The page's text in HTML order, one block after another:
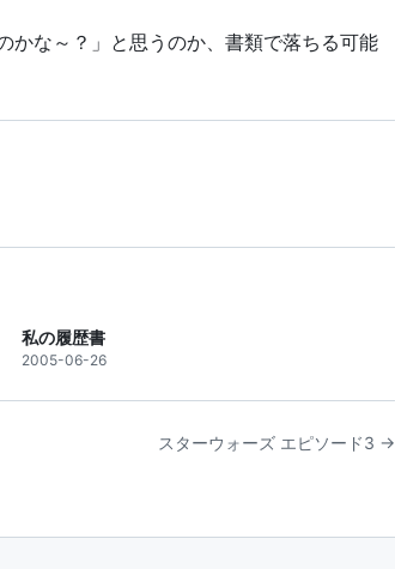
かな～？」と思うのか、書類で落ちる可能
私の履歴書
2005-06-26
スターウォーズ エピソード3 →